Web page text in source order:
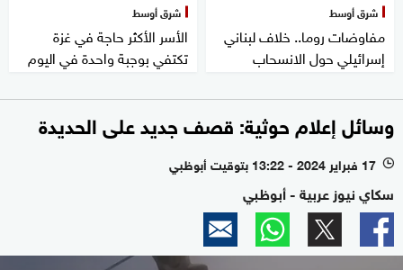
شرق أوسط
مفاوضات روما.. خلاف لبناني
إسرائيلي حول الانسحاب
شرق أوسط
الأسر الأكثر حاجة في غزة
تكتفي بوجبة واحدة في اليوم
وسائل إعلام حوثية: قصف جديد على الحديدة
l 17 فبراير 2024 - 13:22 بتوقيت أبوظبي
سكاي نيوز عربية - أبوظبي